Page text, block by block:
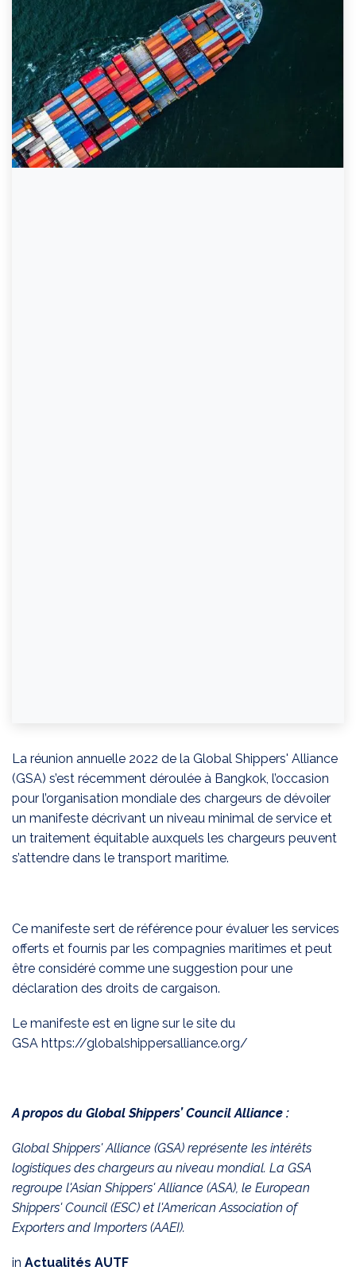
La réunion annuelle 2022 de la Global Shippers' Alliance
(GSA) s’est récemment déroulée à Bangkok, l’occasion
pour l’organisation mondiale des chargeurs de dévoiler
un manifeste décrivant un niveau minimal de service et
un traitement équitable auxquels les chargeurs peuvent
s’attendre dans le transport maritime.
Ce manifeste sert de référence pour évaluer les services
offerts et fournis par les compagnies maritimes et peut
être considéré comme une suggestion pour une
déclaration des droits de cargaison.
Le manifeste est en ligne sur le site du
GSA https://globalshippersalliance.org/
A propos du Global Shippers’ Council Alliance :
Global Shippers' Alliance (GSA) représente les intérêts
logistiques des chargeurs au niveau mondial. La GSA
regroupe l'Asian Shippers' Alliance (ASA), le European
Shippers' Council (ESC) et l'American Association of
Exporters and Importers (AAEI).
in Actualités AUTF